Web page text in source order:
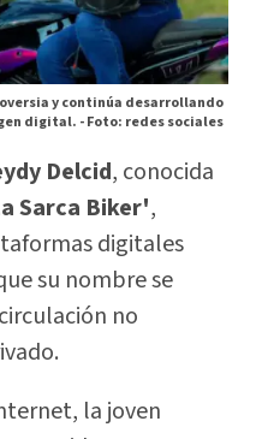
y continúa desarrollando
digital. -Foto: redes sociales
Delcid, conocida
Sarca Biker',
digitales
su nombre se
no
la joven